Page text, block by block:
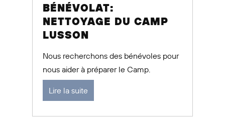
BÉNÉVOLAT:
NETTOYAGE DU CAMP
LUSSON
Nous recherchons des bénévoles pour
nous aider à préparer le Camp.
Lire la suite